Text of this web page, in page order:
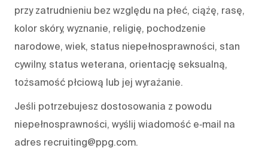
przy zatrudnieniu bez względu na płeć, ciążę, rasę,
kolor skóry, wyznanie, religię, pochodzenie
narodowe, wiek, status niepełnosprawności, stan
cywilny, status weterana, orientację seksualną,
tożsamość płciową lub jej wyrażanie.
Jeśli potrzebujesz dostosowania z powodu
niepełnosprawności, wyślij wiadomość e‑mail na
adres recruiting@ppg.com.